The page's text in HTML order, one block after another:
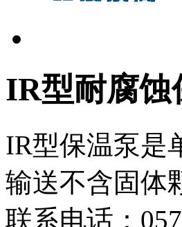
IR型耐腐蚀
IR型保温泵是
输送不含固体
联系电话：